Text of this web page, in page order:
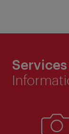
Services